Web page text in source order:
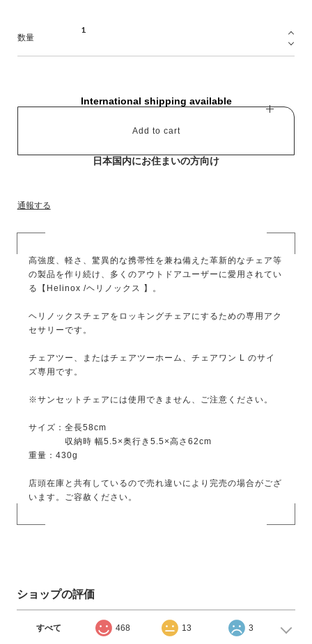
数量
International shipping available
Add to cart
日本国内にお住まいの方向け
通報する
高強度、軽さ、驚異的な携帯性を兼ね備えた革新的なチェア等
の製品を作り続け、多くのアウトドアユーザーに愛用されてい
る【Helinox /ヘリノックス 】。
ヘリノックスチェアをロッキングチェアにするための専用アク
セサリーです。
チェアツー、またはチェアツーホーム、チェアワン L のサイ
ズ専用です。
※サンセットチェアには使用できません、ご注意ください。
サイズ：全長58cm
収納時 幅5.5×奥行き5.5×高さ62cm
重量：430g
店頭在庫と共有しているので売れ違いにより完売の場合がござ
います。ご容赦ください。
ショップの評価
すべて 468 13 3